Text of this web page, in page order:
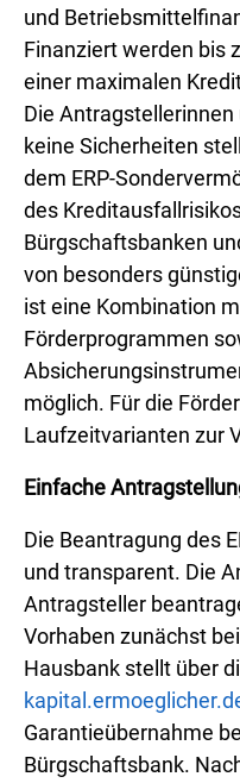
und
Finanziert werden bis
einer maximalen
Die
keine Sicherheiten
dem ERP-
des
Bürgschaftsbanken
von besonders
ist eine Kombination
Förderprogrammen
möglich. Für die
Laufzeitvarianten zur
Einfache
Die Beantragung des
und transparent. Die
Antragsteller
Vorhaben zunächst
Hausbank stellt über
Garantieübernahme
Bürgschaftsbank.